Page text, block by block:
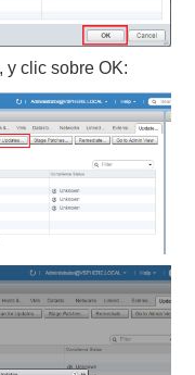
y clic sobre OK: